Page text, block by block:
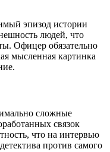
эпизод истории
людей, что
Офицер обязательно
мысленная картинка
сложные
связок
что на интервью
против самого